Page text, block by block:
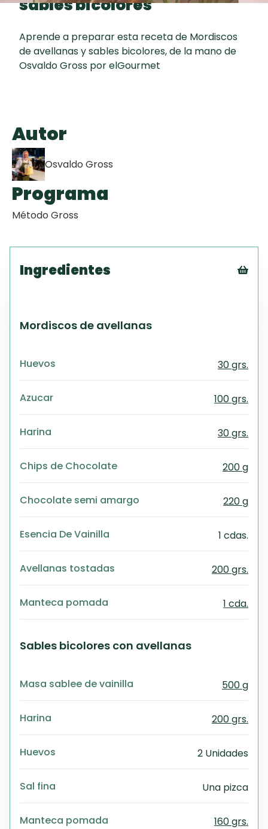
Galletas con
recetas
sables bicolores
Aprende a preparar esta receta de Mordiscos
de avellanas y sables bicolores, de la mano de
Osvaldo Gross por elGourmet
Autor
Osvaldo Gross
Programa
Método Gross
Ingredientes
Mordiscos de avellanas
Huevos 30 grs.
Azucar 100 grs.
Harina 30 grs.
Chips de Chocolate 200 g
Chocolate semi amargo 220 g
Esencia De Vainilla 1 cdas.
Avellanas tostadas 200 grs.
Manteca pomada 1 cda.
Sables bicolores con avellanas
Masa sablee de vainilla 500 g
Harina 200 grs.
Huevos 2 Unidades
Sal fina Una pizca
Manteca pomada 160 grs.